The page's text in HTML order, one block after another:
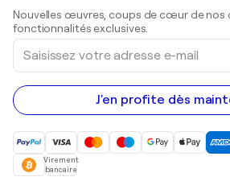
Peintures acryliques
Nouvelles œuvres, coups de cœur de nos
fonctionnalités exclusives.
Saisissez
votre
adresse
e-
mail
J'en profite dès
Virement
bancaire